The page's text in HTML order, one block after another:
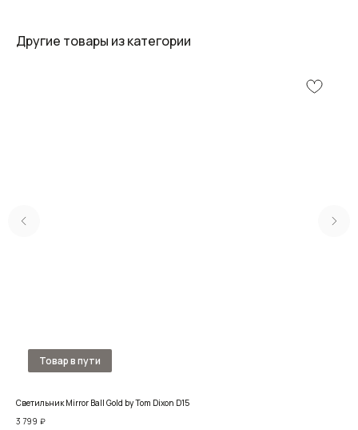
Другие товары из категории
Светильник Mirror Ball Gold by Tom Dixon D15
3 799 ₽